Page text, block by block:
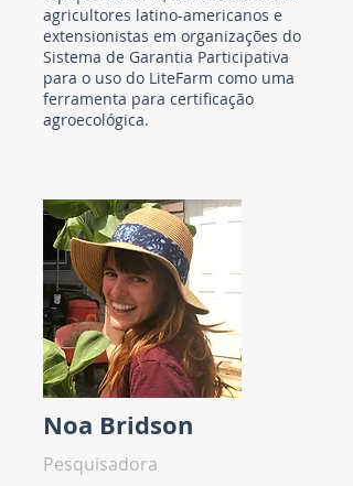
agricultores latino-americanos e
extensionistas em organizações do
Sistema de Garantia Participativa
para o uso do LiteFarm como uma
ferramenta para certificação
agroecológica.
Noa Bridson
Pesquisadora